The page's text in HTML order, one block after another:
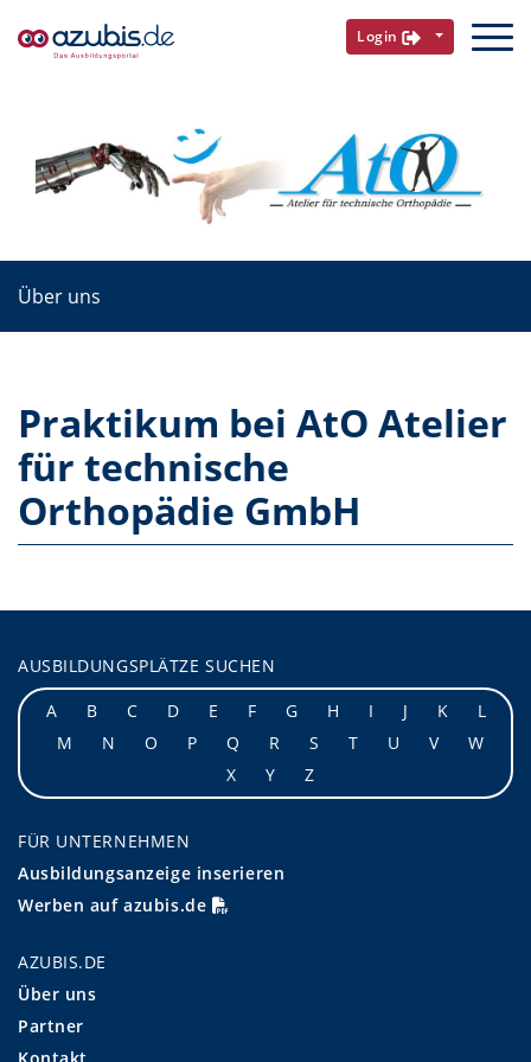
Login
Über uns
Praktikum bei AtO Atelier
für technische
Orthopädie GmbH
AUSBILDUNGSPLÄTZE SUCHEN
A
B C D E F G H I J K
L
M
N O P Q R S T U V
W
X
Y Z
FÜR UNTERNEHMEN
Ausbildungsanzeige inserieren
Werben auf azubis.de
AZUBIS.DE
Über uns
Partner